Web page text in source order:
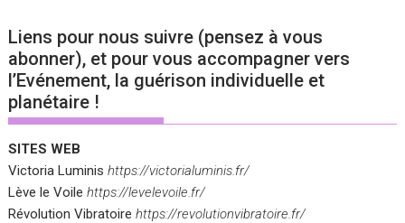
Liens pour nous suivre (pensez à vous
abonner), et pour vous accompagner vers
l’Evénement, la guérison individuelle et
planétaire !
SITES WEB
Victoria Luminishttps://victorialuminis.fr/
Lève le Voilehttps://levelevoile.fr/
Révolution Vibratoirehttps://revolutionvibratoire.fr/